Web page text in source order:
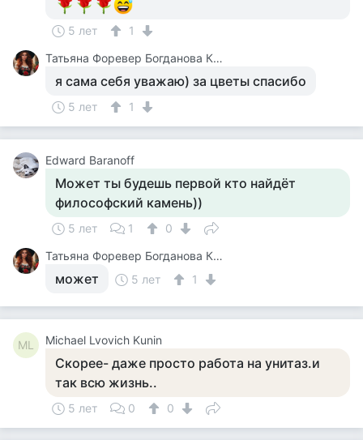
5 лет
1
Татьяна Форевер Богданова Картина Дали Пять Минут До Пробуждения Или Кормежки Кошек
я сама себя уважаю) за цветы спасибо
5 лет 1
Edward Baranoff
Может ты будешь первой кто найдёт
философский камень))
5 лет 1
0
Татьяна Форевер Богданова Картина Дали Пять Минут До Пробуждения Или Кормежки Кошек
может 5 лет 1
ML Michael Lvovich Kunin
Скорее- даже просто работа на унитаз.и
так всю жизнь..
5 лет 0 0